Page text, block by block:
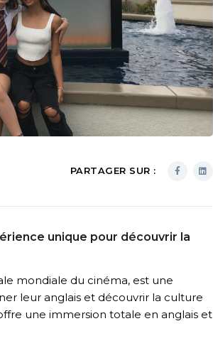
PARTAGER SUR :
unique pour découvrir la
mondiale du cinéma, est une
leur anglais et découvrir la culture
une immersion totale en anglais et